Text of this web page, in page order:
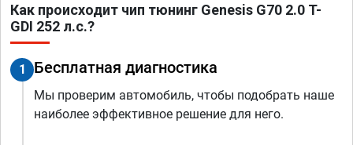
Как происходит чип тюнинг Genesis G70 2.0 T-
GDI 252 л.с.?
1 Бесплатная диагностика
Мы проверим автомобиль, чтобы подобрать наше
наиболее эффективное решение для него.